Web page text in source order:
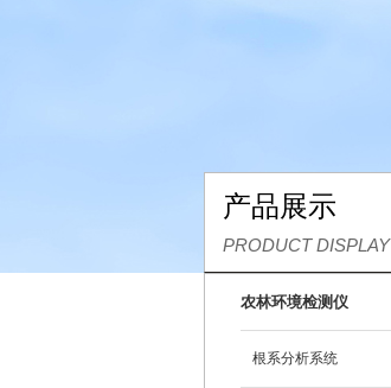
产品展示
PRODUCT DISPLAY
农林环境检测仪
根系分析系统